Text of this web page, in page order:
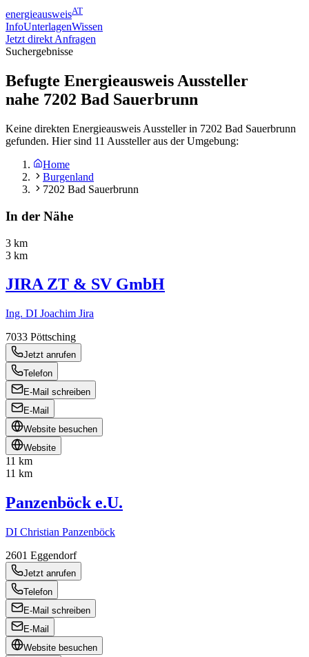
energieausweisAT
InfoUnterlagenWissen
Jetzt direkt Anfragen
Suchergebnisse
Befugte Energieausweis Aussteller
nahe 7202 Bad Sauerbrunn
Keine direkten Energieausweis Aussteller in 7202 Bad Sauerbrunn
gefunden. Hier sind 11 Aussteller aus der Umgebung:
Home
Burgenland
7202 Bad Sauerbrunn
In der Nähe
3 km
3 km
JIRA ZT & SV GmbH
Ing. DI Joachim Jira
7033 Pöttsching
Jetzt anrufen
Telefon
E-Mail schreiben
E-Mail
Website besuchen
Website
11 km
11 km
Panzenböck e.U.
DI Christian Panzenböck
2601 Eggendorf
Jetzt anrufen
Telefon
E-Mail schreiben
E-Mail
Website besuchen